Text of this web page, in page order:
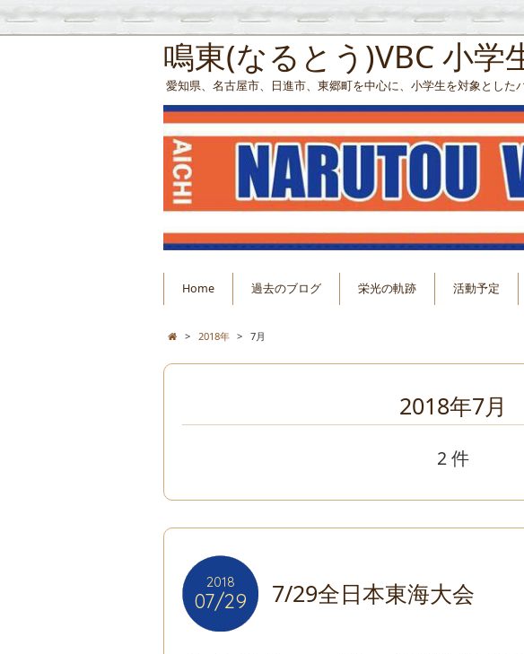
鳴東(なるとう)VBC 小
愛知県、名古屋市、日進市、東郷町を中心に、小学生を対象とし
Home 過去のブログ 栄光の軌跡 活動予定
> 2018年 > 7月
2018年7月
2 件
2018
07/29
2018
07/29 7/29全日本東海大会